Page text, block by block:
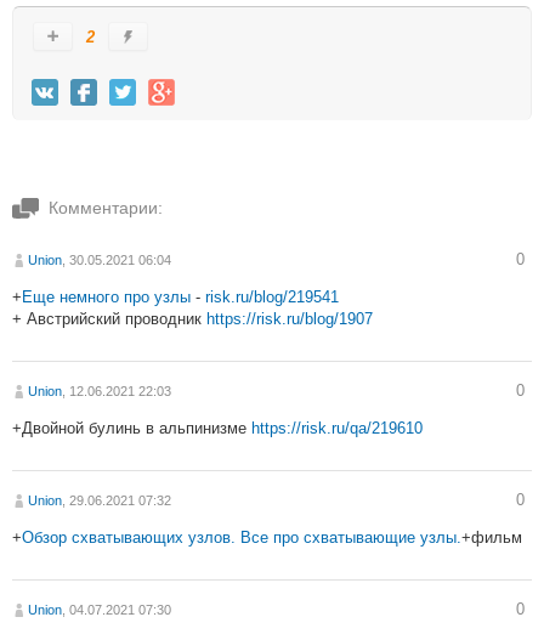
2
Комментарии:
Union, 30.05.2021 06:04 0
+ Еще немного про узлы - risk.ru/blog/219541
+ Австрийский проводник https://risk.ru/blog/1907
Union, 12.06.2021 22:03 0
+Двойной булинь в альпинизме https://risk.ru/qa/219610
Union, 29.06.2021 07:32 0
+Обзор схватывающих узлов. Все про схватывающие узлы.+фильм
Union, 04.07.2021 07:30 0